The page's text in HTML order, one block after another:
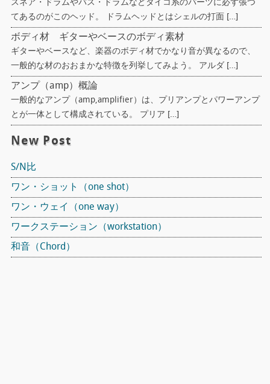
スネア・ドラムやバス・ドラムなどタイコ系のパーツに必ず張つ
てあるのがこのヘッド。 ドラムヘッドとはシェルの打面 […]
ボディ材 ギターやベースのボディ素材
ギターやベースなど、楽器のボディ材でかなり音が異なるので、
一般的な材のおおまかな特徴を列挙してみよう。 アルダ […]
アンプ（amp）概論
一般的なアンプ（amp,amplifier）は、プリアンプとパワーアンプ
とが一体として構成されている。 プリア […]
New Post
S/N比
ワン・ショット（one shot）
ワン・ウェイ（one way）
ワークステーション（workstation）
和音（Chord）